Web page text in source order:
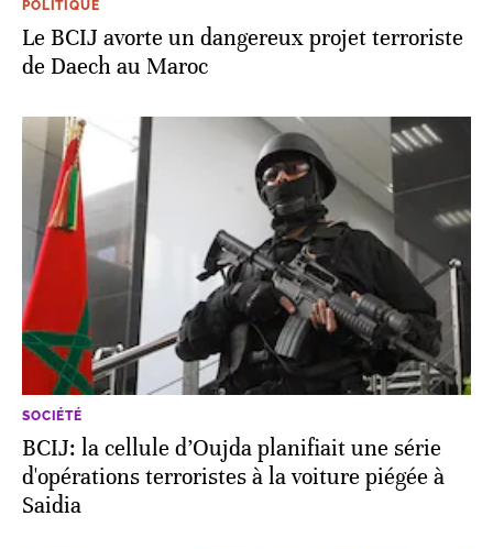
POLITIQUE
Le BCIJ avorte un dangereux projet terroriste
de Daech au Maroc
SOCIÉTÉ
BCIJ: la cellule d’Oujda planifiait une série
d'opérations terroristes à la voiture piégée à
Saidia